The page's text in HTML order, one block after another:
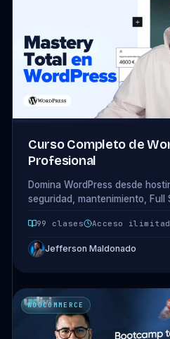
Curso Completo de
Profesional
Domina WordPress desde
seguridad, mantenimiento, Full
99 clases Acceso
Jefferson Maldonado
WOOCOMMERCE